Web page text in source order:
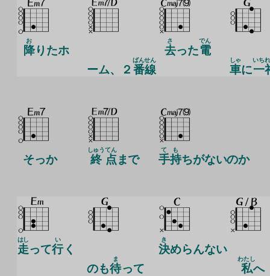
降
お
りたホ
ーム、２ 番
ばん
線
せん
去
さ
った電
でん
車
しゃ
に一
いち
そっか 終
しゅう
点
てん
まで 手
て
持
も
ちがないのか
走
はし
って行
い
く
のも待
ま
って
決
き
めらんない
私
わたし
へ